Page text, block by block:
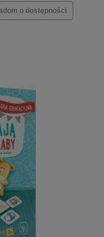
o dostępności